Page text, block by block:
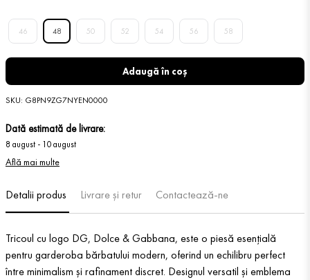
46 48 50 52 54 56 58
Adaugă în coș
SKU: G8PN9ZG7NYEN0000
Dată estimată de livrare:
8 august - 10 august
Află mai multe
Detalii produs Livrare și retur Contactează-ne
Tricoul cu logo DG, Dolce & Gabbana, este o piesă esențială
pentru garderoba bărbatului modern, oferind un echilibru perfect
între minimalism și rafinament discret. Designul versatil și emblema